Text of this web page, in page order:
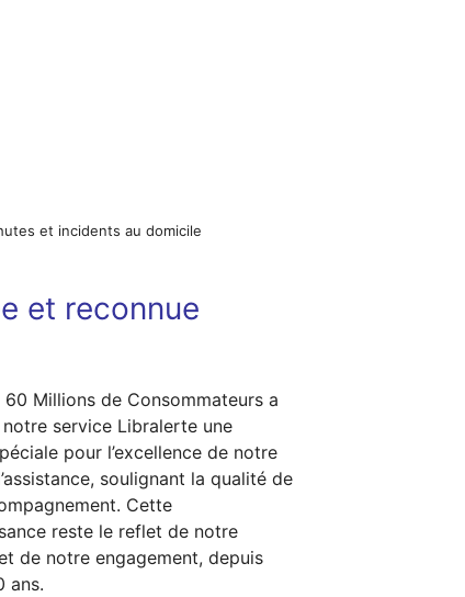
et incidents au domicile
et reconnue
60 Millions de Consommateurs a
service Libralerte une
pour l’excellence de notre
soulignant la qualité de
Cette
reste le reflet de notre
de notre engagement, depuis
ans.